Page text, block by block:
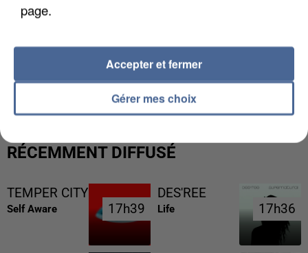
L’UN DES FONDATEURS SUPPOSÉS DE LA DZ
MAFIA INTERPELLÉ EN ALGÉRIE
RÉCEMMENT DIFFUSÉ
TEMPER CITY
Self Aware 17h39
17h39
DES'REE
Life 17h36
17h36
page.
Gérer mes choix
Accepter et fermer